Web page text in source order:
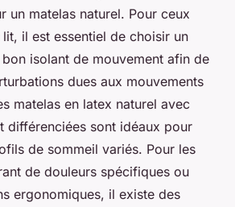
un matelas naturel. Pour ceux
il est essentiel de choisir un
isolant de mouvement afin de
dues aux mouvements
matelas en latex naturel avec
différenciées sont idéaux pour
de sommeil variés. Pour les
de douleurs spécifiques ou
ergonomiques, il existe des